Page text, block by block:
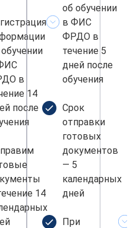
в
14
после
14
об обучении
в ФИС
ФРДО в
течение 5
дней после
обучения
Срок
отправки
готовых
документов
— 5
календарных
дней
При